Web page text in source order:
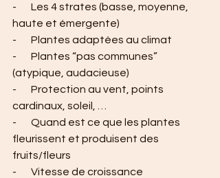
-       Les 4 strates (basse, moyenne,
haute et émergente)
-       Plantes adaptées au climat
-       Plantes “pas communes”
(atypique, audacieuse)
-       Protection au vent, points
cardinaux, soleil, …
-       Quand est ce que les plantes
fleurissent et produisent des
fruits/fleurs
-       Vitesse de croissance